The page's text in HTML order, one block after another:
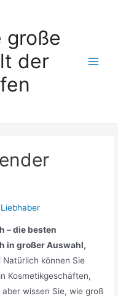
große
der
– die besten
in großer Auswahl,
Natürlich können Sie
Kosmetikgeschäften,
wissen Sie, wie groß